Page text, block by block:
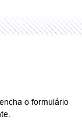
o formulário